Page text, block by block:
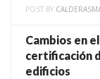
POST BY
Cambios en
certificación
edificios